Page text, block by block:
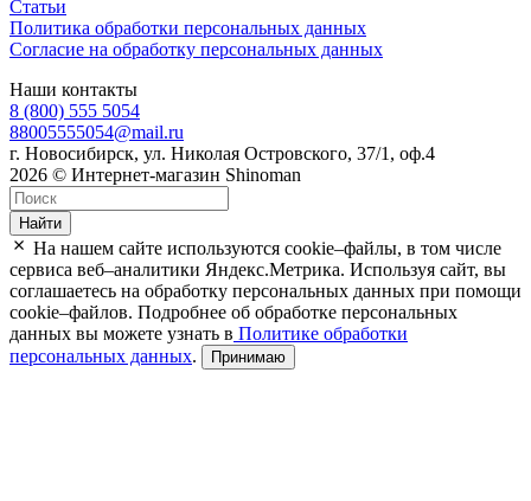
Статьи
Политика обработки персональных данных
Согласие на обработку персональных данных
Наши контакты
8 (800) 555 5054
88005555054@mail.ru
г. Новосибирск, ул. Николая Островского, 37/1, оф.4
2026 © Интернет-магазин Shinoman
Найти
На нашем сайте используются cookie–файлы, в том числе
сервиса веб–аналитики Яндекс.Метрика. Используя сайт, вы
соглашаетесь на обработку персональных данных при помощи
cookie–файлов. Подробнее об обработке персональных
данных вы можете узнать в Политике обработки
персональных данных. Принимаю